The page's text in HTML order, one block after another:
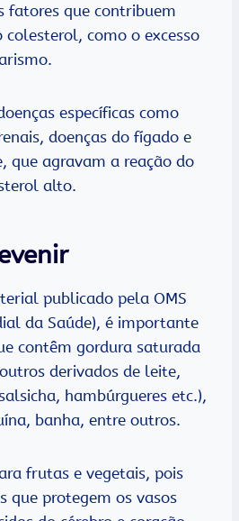
fatores que contribuem
como o excesso
específicas como
doenças do fígado e
que agravam a reação do
alto.
publicado pela OMS
da Saúde), é importante
contêm gordura saturada
derivados de leite,
hambúrgueres etc.),
banha, entre outros.
frutas e vegetais, pois
que protegem os vasos